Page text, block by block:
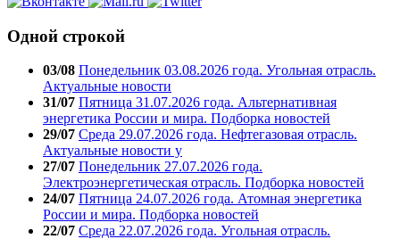
Одной строкой
03/08 Понедельник 03.08.2026 года. Угольная отрасль.
Актуальные новости
31/07 Пятница 31.07.2026 года. Альтернативная
энергетика России и мира. Подборка новостей
29/07 Среда 29.07.2026 года. Нефтегазовая отрасль.
Актуальные новости у
27/07 Понедельник 27.07.2026 года.
Электроэнергетическая отрасль. Подборка новостей
24/07 Пятница 24.07.2026 года. Атомная энергетика
России и мира. Подборка новостей
22/07 Среда 22.07.2026 года. Угольная отрасль.